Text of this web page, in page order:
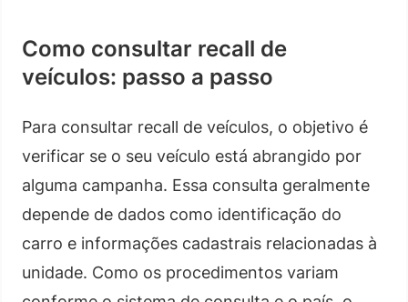
Como consultar recall de
veículos: passo a passo
Para consultar recall de veículos, o objetivo é
verificar se o seu veículo está abrangido por
alguma campanha. Essa consulta geralmente
depende de dados como identificação do
carro e informações cadastrais relacionadas à
unidade. Como os procedimentos variam